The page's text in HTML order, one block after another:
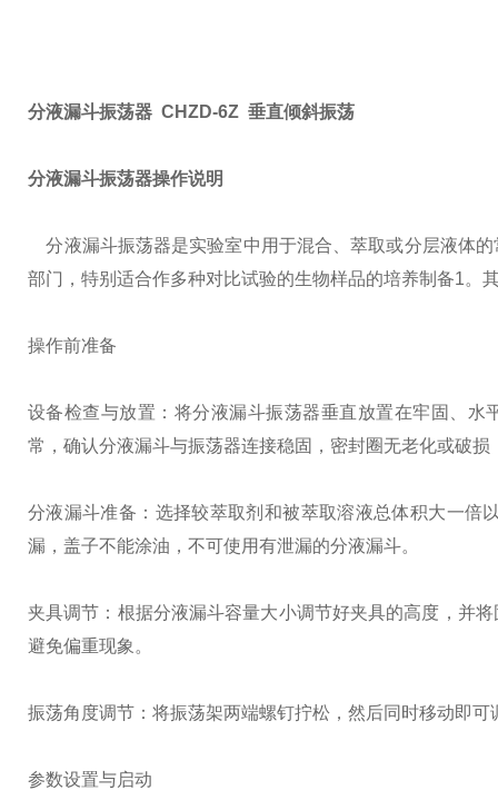
分液漏斗振荡器 CHZD-6Z 垂直倾斜振荡
分液漏斗振荡器操作说明
分液漏斗振荡器是实验室中用于混合、萃取或分层液体
部门，特别适合作多种对比试验的生物样品的培养制备1。
操作前准备
设备检查与放置：将分液漏斗振荡器垂直放置在牢固、
常，确认分液漏斗与振荡器连接稳固，密封圈无老化或破损
分液漏斗准备：选择较萃取剂和被萃取溶液总体积大一倍
漏，盖子不能涂油，不可使用有泄漏的分液漏斗。
夹具调节：根据分液漏斗容量大小调节好夹具的高度，并
避免偏重现象。
振荡角度调节：将振荡架两端螺钉拧松，然后同时移动即
参数设置与启动